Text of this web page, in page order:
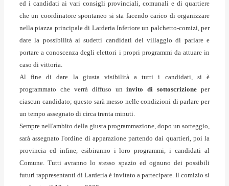
ed i candidati ai vari consigli provinciali, comunali e di quartiere
che un coordinatore spontaneo si sta facendo carico di organizzare
nella piazza principale di Larderia Inferiore un palchetto-comizi, per
dare la possibilità ai sudetti candidati del villaggio di parlare e
portare a conoscenza degli elettori i propri programmi da attuare in
caso di vittoria.
Al fine di dare la giusta visibilità a tutti i candidati, si è
programmato che verrà diffuso uninvito di sottoscrizione per
ciascun candidato; questo sarà messo nelle condizioni di parlare per
un tempo assegnato di circa trenta minuti.
Sempre nell'ambito della giusta programmazione, dopo un sorteggio,
sarà assegnato l'ordine di apparazione partendo dai quartieri, poi la
provincia ed infine, esibiranno i loro programmi, i candidati al
Comune. Tutti avranno lo stesso spazio ed ognuno dei possibili
futuri rappresentanti di Larderia è invitato a partecipare. Il comizio si